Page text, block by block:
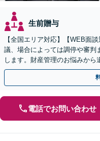
生前贈与
【全国エリア対応】【WEB面
議、場合によっては調停や審判
します。財産管理のお悩みか
引き継ぐ安心の事業承継をサポ
電話でお問い合わせ